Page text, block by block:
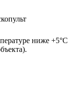
ниже +5°С